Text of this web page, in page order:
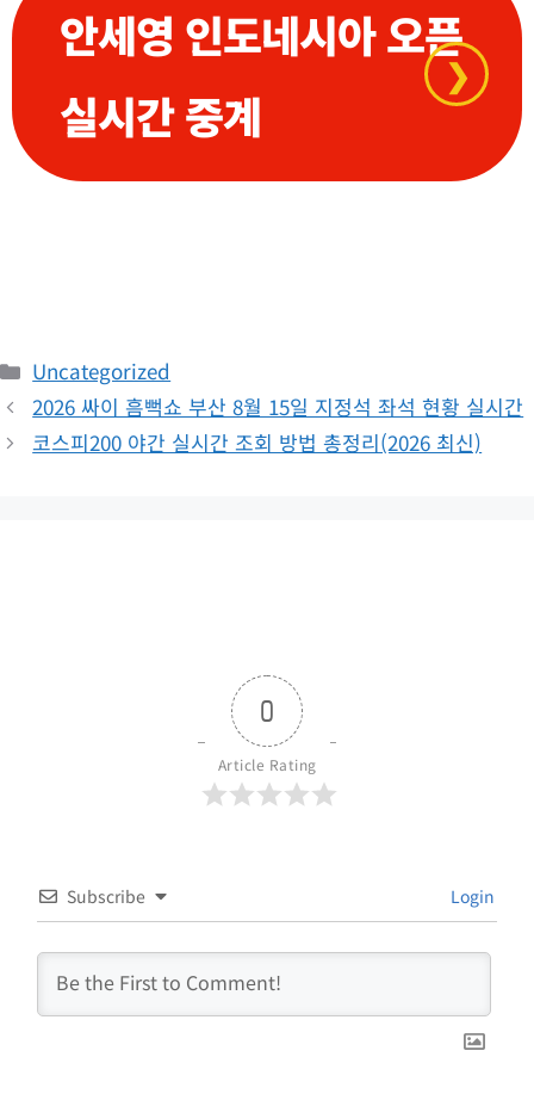
안세영 인도네시아 오픈
실시간 중계
❯
카
테
고
리
Uncategorized
2026 싸이 흠뻑쇼 부산 8월 15일 지정석 좌석 현황 실시간
코스피200 야간 실시간 조회 방법 총정리(2026 최신)
0
Article Rating
Subscribe Login